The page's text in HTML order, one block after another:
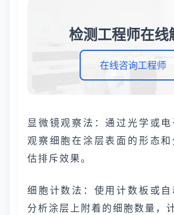
检测工程师在线
在线咨询工程师
显微镜观察法：通过光学或
观察细胞在涂层表面的形态
估排斥效果。
细胞计数法：使用计数板或
分析涂层上附着的细胞数量，